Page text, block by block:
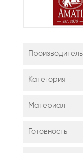
Производитель
Категория
Материал
Готовность